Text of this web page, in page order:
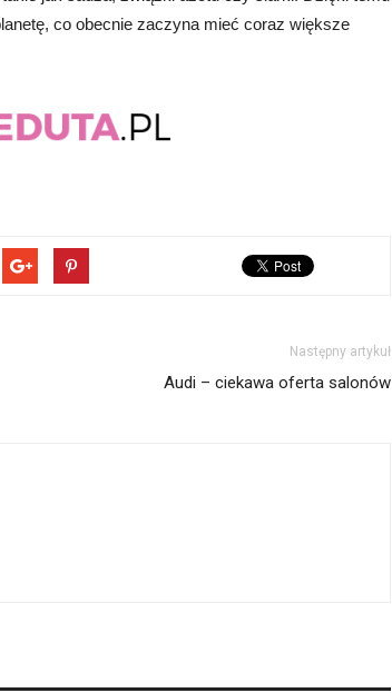
co obecnie zaczyna mieć coraz większe
Następny artykuł
Audi – ciekawa oferta salonów